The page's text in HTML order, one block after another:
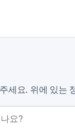
세요. 위에 있는